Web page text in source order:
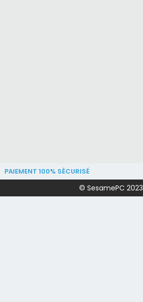
PAIEMENT 100% SÉCURISÉ
© SesamePC 2023